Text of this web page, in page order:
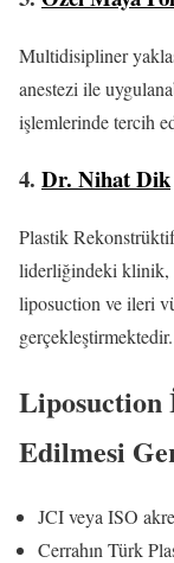
Multidisipliner
anestezi ile
işlemlerinde tercih
4. Dr. Nihat Dik
Plastik
liderliğindeki klinik,
liposuction ve ileri
gerçekleştirmektedir.
Edilmesi
JCI veya ISO
Cerrahın Türk